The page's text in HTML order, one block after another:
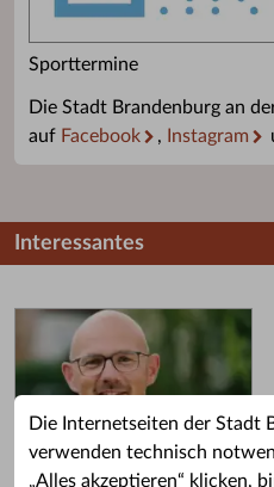
Die Internetseiten der Stadt
verwenden technisch
„Alles akzeptieren“ klicken,
Sporttermine
Die Stadt Brandenburg an
auf Facebook , Instagram
Interessantes